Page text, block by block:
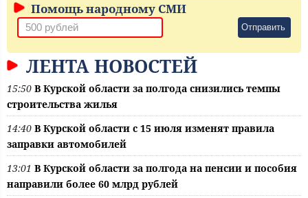
Помощь народному СМИ
Отправить
ЛЕНТА НОВОСТЕЙ
15:50 В Курской области за полгода снизились темпы
строительства жилья
14:40 В Курской области с 15 июля изменят правила
заправки автомобилей
13:01 В Курской области за полгода на пенсии и пособия
направили более 60 млрд рублей